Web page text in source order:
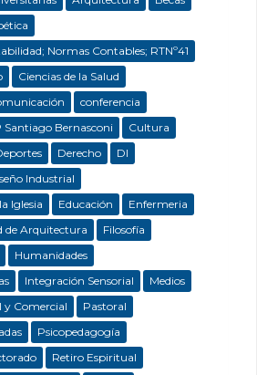
Normas Contables; RTNº41
Ciencias de la Salud
conferencia
Santiago Bernasconi
Cultura
Derecho
DI
Industrial
Iglesia
Educación
Enfermeria
de Arquitectura
Filosofía
Humanidades
Integración Sensorial
Medios
y Comercial
Pastoral
Psicopedagogía
Retiro Espiritual